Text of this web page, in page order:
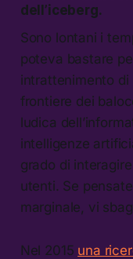
dell’iceberg.
Sono lontani i
poteva bastare
intrattenimento di
frontiere dei
ludica
intelligenze
grado di
utenti. Se
marginale, vi
Nel 2015 una